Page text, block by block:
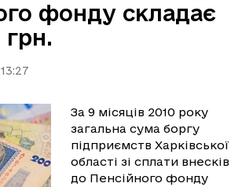
фонду складає
За 9 місяців 2010 року
загальна сума боргу
підприємств Харківської
області зі сплати внесків
до Пенсійного фонду